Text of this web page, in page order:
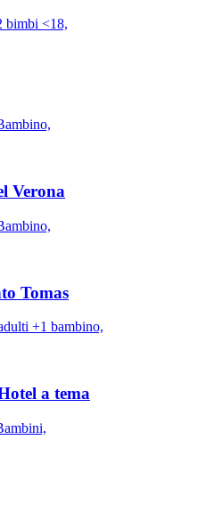
bimbi <18,
Verona
Tomas
+1 bambino,
a tema